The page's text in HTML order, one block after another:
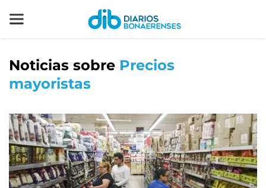
Noticias sobre Precios
mayoristas